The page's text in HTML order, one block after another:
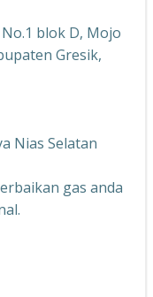
blok D, Mojo
Gresik,
Nias Selatan
gas anda